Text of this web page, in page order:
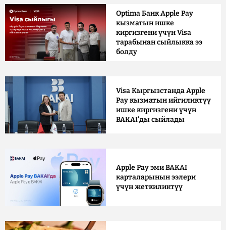
Optima Банк Apple Pay
кызматын ишке
киргизгени үчүн Visa
тарабынан сыйлыкка ээ
болду
Visa Кыргызстанда Apple
Pay кызматын ийгиликтүү
ишке киргизгени үчүн
BAKAI'ды сыйлады
Apple Pay эми BAKAI
карталарынын ээлери
үчүн жеткиликтүү